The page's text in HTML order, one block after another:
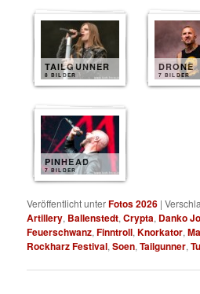
TAILGUNNER
8 BILDER
DRONE
7 BILDER
PINHEAD
7 BILDER
Veröffentlicht unterFotos 2026 |
Artillery, Ballenstedt,Crypta, Danko
Feuerschwanz,Finntroll,Knorkator,
Rockharz Festival,Soen,Tailgunner,